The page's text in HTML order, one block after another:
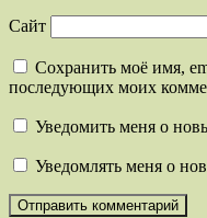
Сайт
Сохранить моё имя,
последующих моих
Уведомить меня о
Уведомлять меня о